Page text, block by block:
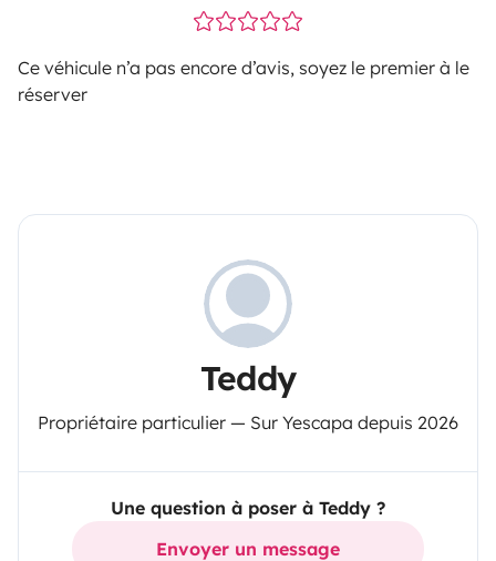
Ce véhicule n’a pas encore d’avis, soyez le premier à le
réserver
Teddy
Propriétaire particulier — Sur Yescapa depuis 2026
Une question à poser à Teddy ?
Envoyer un message